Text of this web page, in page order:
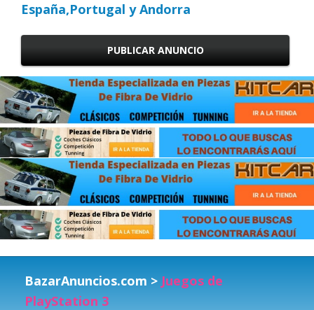
España,Portugal y Andorra
PUBLICAR ANUNCIO
BazarAnuncios.com > Juegos de
PlayStation 3